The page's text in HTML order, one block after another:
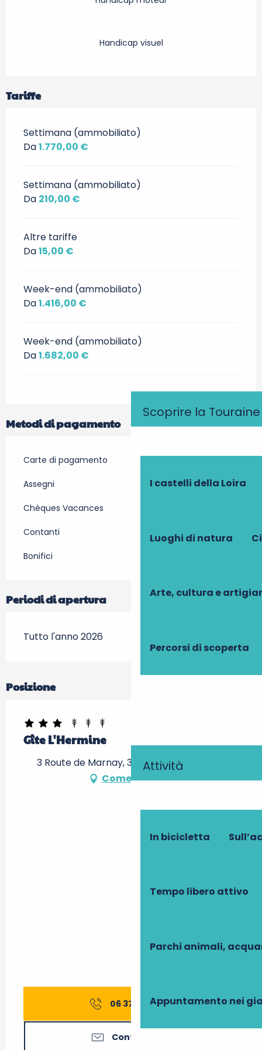
Scoprire la Touraine
I castelli della Loira
Luoghi di natura
Arte, cultura e
Percorsi di scoperta
Attività
In bicicletta
Tempo libero attivo
Parchi animali,
Appuntamento nei
Handicap visuel
Tariffe
Settimana (ammobiliato)
Da1.770,00 €
Settimana (ammobiliato)
Da 210,00 €
Altre tariffe
Da15,00 €
Week-end (ammobiliato)
Da1.416,00 €
Week-end (ammobiliato)
Da1.682,00 €
Metodi di pagamento
Carte di pagamento
Assegni
Chèques Vacances
Contanti
Bonifici
Periodi di apertura
Tutto l'anno 2026
Posizione
Gîte L'Hermine
3 Route de Marnay, 37190 Azay-le-Rideau
Come arrivare
06 37 03 79▒▒
Contattateci